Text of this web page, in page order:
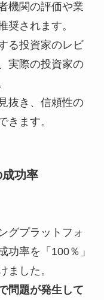
機関の評価や業
奨されます。
る投資家のレビ
実際の投資家の
抜き、信頼性の
きます。
功率
グプラットフォ
功率を「100％」
ました。
問題が発生して